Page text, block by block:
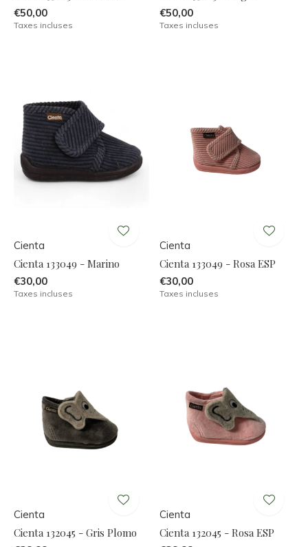
€50,00
Taxes incluses
€50,00
Taxes incluses
Cienta
Cienta 133049 - Marino
€30,00
Taxes incluses
Cienta
Cienta 133049 - Rosa ESP
€30,00
Taxes incluses
Cienta
Cienta 132045 - Gris Plomo
Cienta
Cienta 132045 - Rosa ESP